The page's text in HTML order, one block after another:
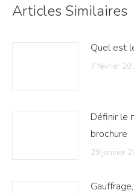
Articles Similaires
Quel est
7 février
Définir le
brochure
29 janvier